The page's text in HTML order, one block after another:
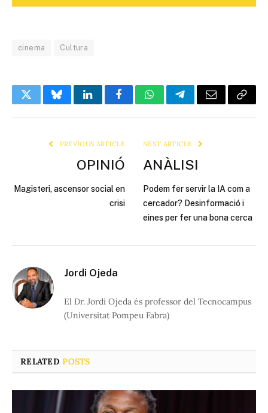
cinema Cultura
TwitterBlueskyLinkedInFacebookWhatsAppTelegramEmail Copy
PREVIOUS ARTICLE
OPINIÓ
Magisteri, ascensor social en
crisi
NEXT ARTICLE
ANÀLISI
Podem fer servir la IA com a
cercador? Desinformació i
eines per fer una bona cerca
Jordi Ojeda
El Dr. Jordi Ojeda és professor del Tecnocampus
(Universitat Pompeu Fabra)
RELATEDPOSTS